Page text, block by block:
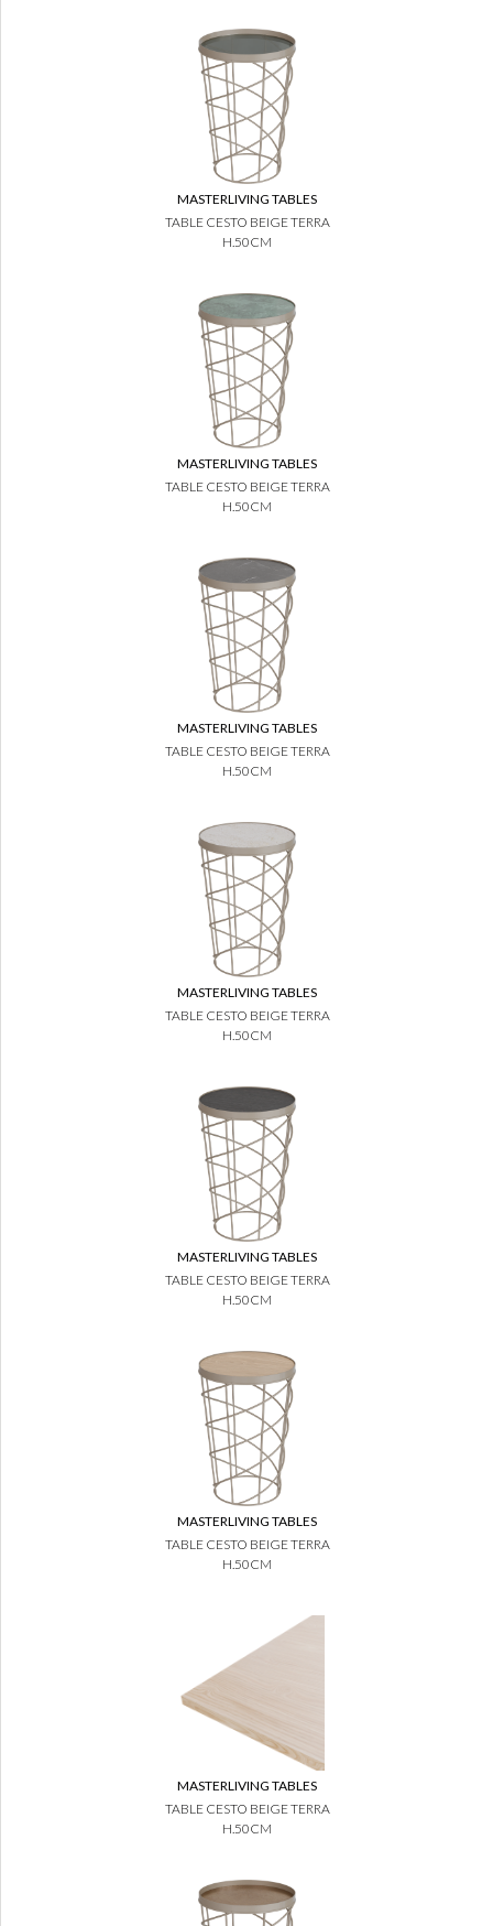
MASTERLIVING TABLES
TABLE CESTO BEIGE TERRA
H.50CM
MASTERLIVING TABLES
TABLE CESTO BEIGE TERRA
H.50CM
MASTERLIVING TABLES
TABLE CESTO BEIGE TERRA
H.50CM
MASTERLIVING TABLES
TABLE CESTO BEIGE TERRA
H.50CM
MASTERLIVING TABLES
TABLE CESTO BEIGE TERRA
H.50CM
MASTERLIVING TABLES
TABLE CESTO BEIGE TERRA
H.50CM
MASTERLIVING TABLES
TABLE CESTO BEIGE TERRA
H.50CM